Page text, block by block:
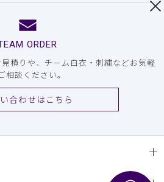
ORDER
積りや、チーム白衣・刺繍などお気軽
相談ください。
合わせはこちら